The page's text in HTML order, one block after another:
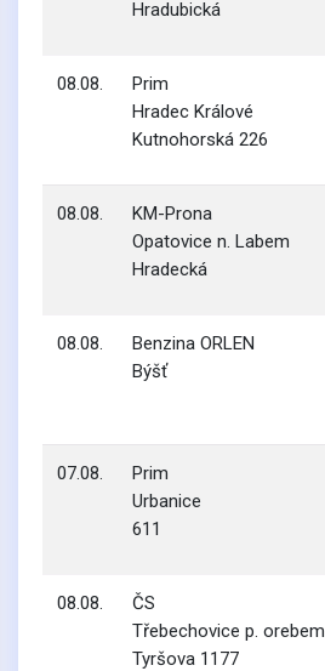
Hradubická
08.08.
Prim
Hradec Králové
Kutnohorská 226
08.08.
KM-Prona
Opatovice n. Labem
Hradecká
08.08.
Benzina ORLEN
Býšť
07.08.
Prim
Urbanice
611
08.08.
ČS
Třebechovice p. orebem
Tyršova 1177